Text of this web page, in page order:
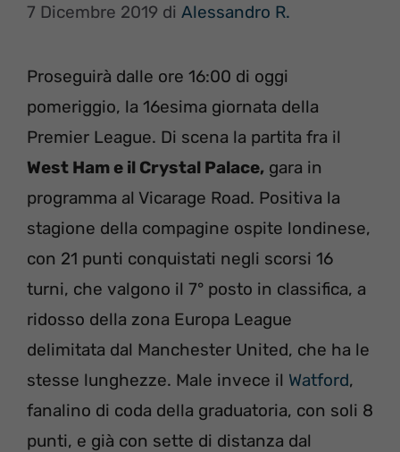
7 Dicembre 2019 di Alessandro R.
Proseguirà dalle ore 16:00 di oggi
pomeriggio, la 16esima giornata della
Premier League. Di scena la partita fra il
West Ham e il Crystal Palace, gara in
programma al Vicarage Road. Positiva la
stagione della compagine ospite londinese,
con 21 punti conquistati negli scorsi 16
turni, che valgono il 7° posto in classifica, a
ridosso della zona Europa League
delimitata dal Manchester United, che ha le
stesse lunghezze. Male invece il Watford,
fanalino di coda della graduatoria, con soli 8
punti, e già con sette di distanza dal